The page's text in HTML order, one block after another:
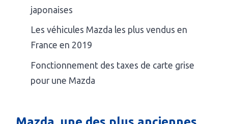
japonaises
Les véhicules Mazda les plus vendus en
France en 2019
Fonctionnement des taxes de carte grise
pour une Mazda